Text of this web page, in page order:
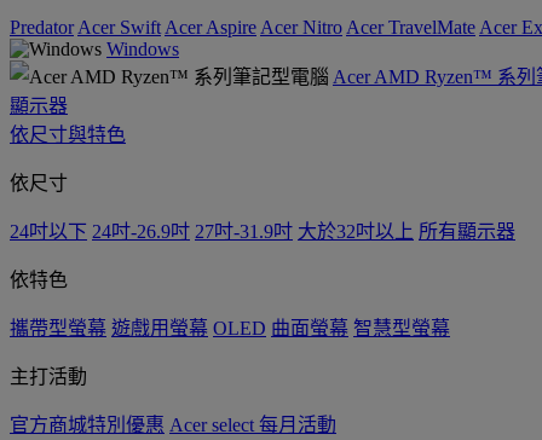
Predator Acer Swift Acer Aspire Acer Nitro Acer TravelMate Acer
Windows
Acer AMD Ryzen™ 系列
顯示器
依尺寸與特色
依尺寸
24吋以下 24吋-26.9吋 27吋-31.9吋 大於32吋以上 所有顯示器
依特色
攜帶型螢幕 遊戲用螢幕 OLED 曲面螢幕 智慧型螢幕
主打活動
官方商城特別優惠 Acer select 每月活動